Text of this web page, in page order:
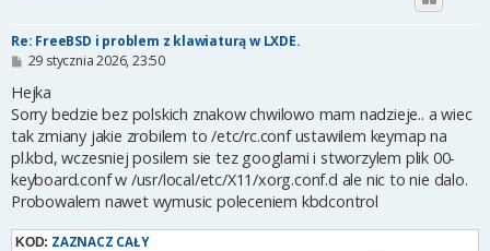
Re: FreeBSD i problem z klawiaturą w LXDE.
P
s
29 stycznia 2026, 23:50
Hejka
Sorry bedzie bez polskich znakow chwilowo mam nadzieje.. a wiec
tak zmiany jakie zrobilem to /etc/rc.conf ustawilem keymap na
pl.kbd, wczesniej posilem sie tez googlami i stworzylem plik 00-
keyboard.conf w /usr/local/etc/X11/xorg.conf.d ale nic to nie dalo.
Probowalem nawet wymusic poleceniem kbdcontrol
KOD: ZAZNACZ CAŁY